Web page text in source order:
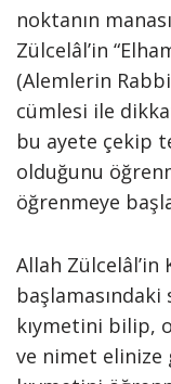
noktanın
Zülcelâl’in
(Alemlerin
cümlesi ile
bu ayete çekip
olduğunu
öğrenmeye
Allah Zülcelâl’in
kıymetini bilip,
ve nimet elinize